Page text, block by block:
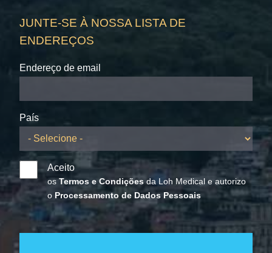
JUNTE-SE À NOSSA LISTA DE
ENDEREÇOS
Endereço de email
País
Aceito
osTermos e Condiçõesda Loh Medical e autorizo
o Processamento de Dados Pessoais